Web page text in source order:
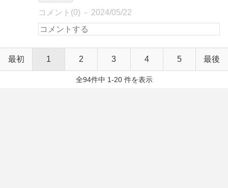
コメント(0) 2024/05/22
最初 1 2 3 4 5 最後
全94件中 1-20 件を表示